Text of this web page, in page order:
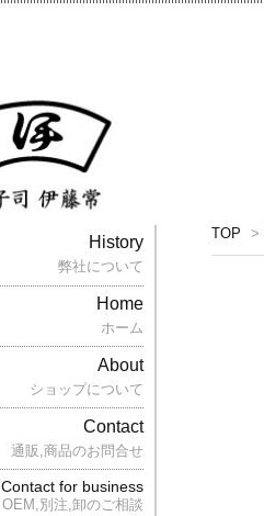
TOP >
History
弊社について
Home
ホーム
About
ショップについて
Contact
通販,商品のお問合せ
Contact for business
OEM,別注,卸のご相談